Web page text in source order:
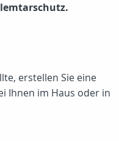
erstellen Sie eine
Ihnen im Haus oder in